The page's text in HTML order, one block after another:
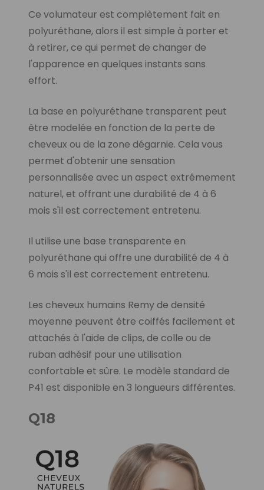
Ce volumateur est complètement fait en
polyuréthane, alors il est simple à porter et
à retirer, ce qui permet de changer de
l'apparence en quelques instants sans
effort.
La base en polyuréthane transparent peut
être modelée en fonction de la perte de
cheveux ou de la zone dégarnie. Cela vous
permet d'obtenir une sensation
personnalisée avec un aspect extrêmement
naturel, et offrant une durabilité de 4 à 6
mois s'il est correctement entretenu.
Il utilise une base transparente en
polyuréthane qui offre une durabilité de 4 à
6 mois s'il est correctement entretenu.
Les cheveux humains Remy de densité
moyenne peuvent être coiffés facilement et
attachés à l'aide de clips, de colle ou de
ruban adhésif pour une utilisation
confortable et sûre. Le modèle standard de
P41 est disponible en 3 longueurs différentes.
Q18